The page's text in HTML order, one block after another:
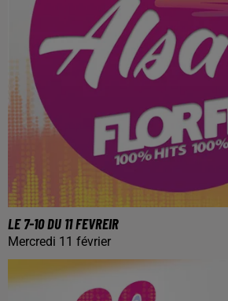
LE 7-10 DU 11 FEVREIR
Mercredi 11 février